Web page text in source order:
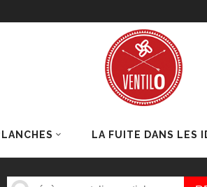
LA FUITE DANS LES